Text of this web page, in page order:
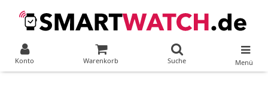
Konto Warenkorb Suche Menü